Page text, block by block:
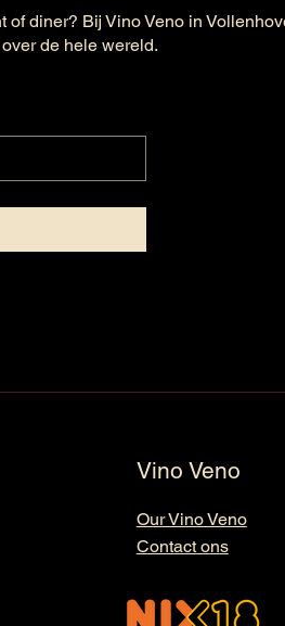
diner? Bij Vino Veno in
de hele wereld.
Vino Veno
Our Vino Veno
Contact ons